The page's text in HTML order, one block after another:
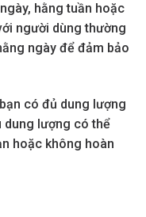
hằng tuần hoặc
người dùng thường
ngày để đảm bảo
có đủ dung lượng
dung lượng có thể
hoặc không hoàn